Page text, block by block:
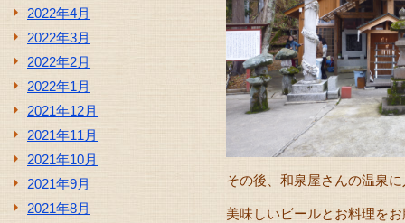
2022年4月
2022年3月
2022年2月
2022年1月
2021年12月
2021年11月
2021年10月
2021年9月
2021年8月
その後、和泉屋さんの温泉
美味しいビールとお料理を